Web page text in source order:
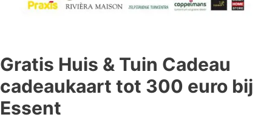
Gratis Huis & Tuin Cadeau
cadeaukaart tot 300 euro bij
Essent